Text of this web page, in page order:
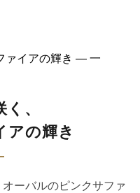
、
アの輝き
ーバルのピンクサファ